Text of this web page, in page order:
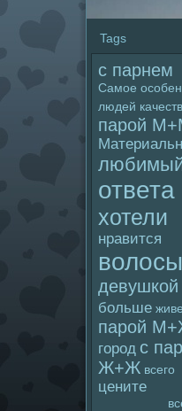
Tags
с парнем
Самое
людей
паpoй
ответа
хотели
нравится
волoсы
девушкой
больше
паpoй
гоpoд с
Ж+Ж всего
цените